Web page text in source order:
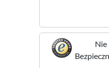
Nie